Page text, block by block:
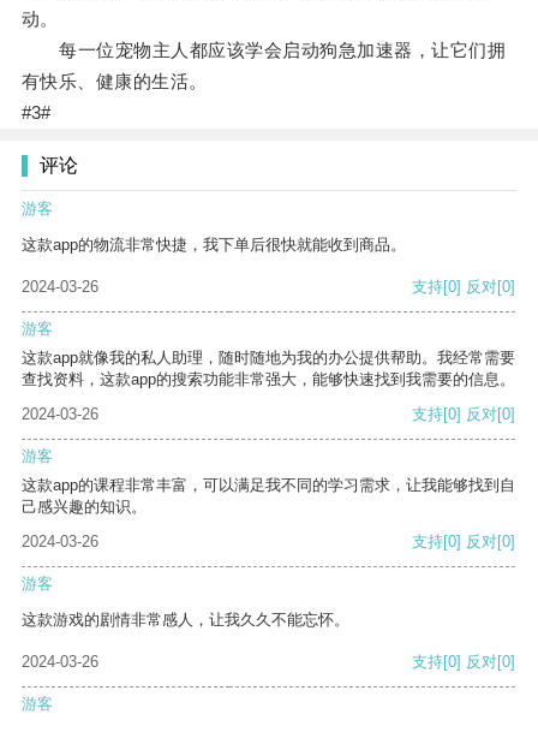
动。
每一位宠物主人都应该学会启动狗急加速器，让它们拥
有快乐、健康的生活。
#3#
评论
游客
这款app的物流非常快捷，我下单后很快就能收到商品。
2024-03-26 支持[0] 反对[0]
游客
这款app就像我的私人助理，随时随地为我的办公提供帮助。我经常需要
查找资料，这款app的搜索功能非常强大，能够快速找到我需要的信息。
2024-03-26
支持[0] 反对[0]
游客
这款app的课程非常丰富，可以满足我不同的学习需求，让我能够找到自
己感兴趣的知识。
2024-03-26
支持[0] 反对[0]
游客
这款游戏的剧情非常感人，让我久久不能忘怀。
2024-03-26 支持[0] 反对[0]
游客